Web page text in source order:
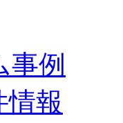
事例
情報